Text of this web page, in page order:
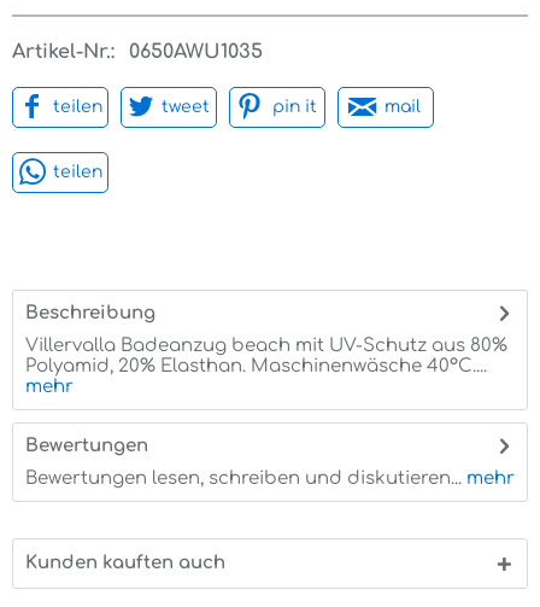
Artikel-Nr.: 0650AWU1035
teilen tweet pin it mail
teilen
Beschreibung
Villervalla Badeanzug beach mit UV-Schutz aus 80%
Polyamid, 20% Elasthan. Maschinenwäsche 40°C....
mehr
Bewertungen
Bewertungen lesen, schreiben und diskutieren... mehr
Kunden kauften auch